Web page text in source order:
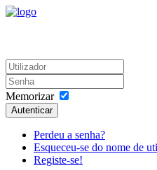
Memorizar
Autenticar
Perdeu a senha?
Esqueceu-se do nome de
Registe-se!